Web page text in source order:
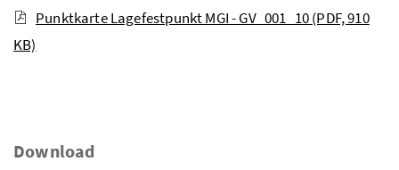
Punktkarte Lagefestpunkt MGI - GV_001_10(PDF, 910
KB)
Download